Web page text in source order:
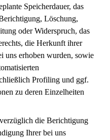
Speicherdauer, das
Löschung,
oder Widerspruch, das
die Herkunft ihrer
uns erhoben wurden, sowie
Profiling und ggf.
zu deren Einzelheiten
die Berichtigung
Ihrer bei uns